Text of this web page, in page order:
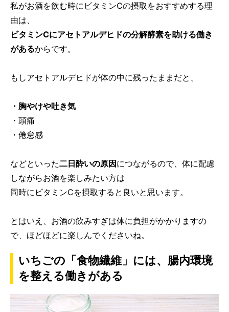
私がお酒を飲む時にビタミンCの摂取をおすすめする理
由は、
ビタミンCにアセトアルデヒドの分解酵素を助ける働き
があるからです。
もしアセトアルデヒドが体の中に残ったままだと、
・胸やけや吐き気
・頭痛
・倦怠感
などといった二日酔いの原因 につながるので、体に配慮
しながらお酒を楽しみたい方は
同時にビタミンCを摂取すると良いと思います。
とはいえ、お酒の飲みすぎは体に負担がかかりますの
で、ほどほどに楽しんでくださいね。
いちごの「食物繊維」には、腸内環境
を整える働きがある